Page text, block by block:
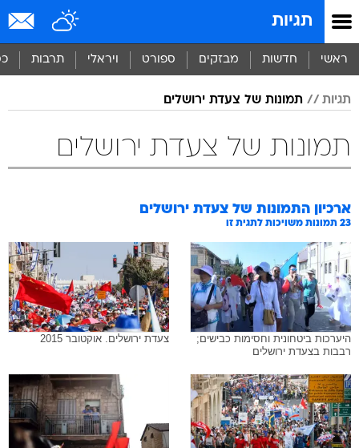
תגיות
ראשי חדשות מבזקים ספורט ויראלי תרבות
תגיות תמונות של צעדת ירושלים
תמונות של צעדת ירושלים
ארכיון התמונות של צעדת ירושלים
23 תמונות משויכות לתגית זו
היערכות ביטחונית וחסימות כבישים;
רבבות בצעדת ירושלים
צעדת ירושלים. אוקטובר 2015